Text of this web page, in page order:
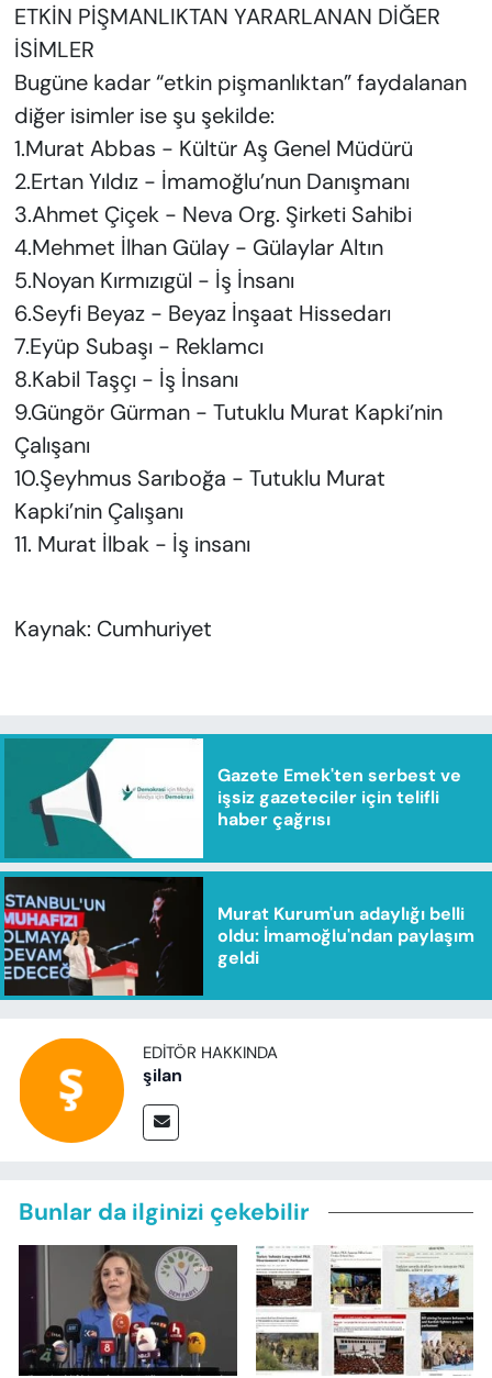
ETKİN PİŞMANLIKTAN YARARLANAN DİĞER
İSİMLER
Bugüne kadar “etkin pişmanlıktan” faydalanan
diğer isimler ise şu şekilde:
1.Murat Abbas - Kültür Aş Genel Müdürü
2.Ertan Yıldız - İmamoğlu’nun Danışmanı
3.Ahmet Çiçek - Neva Org. Şirketi Sahibi
4.Mehmet İlhan Gülay - Gülaylar Altın
5.Noyan Kırmızıgül - İş İnsanı
6.Seyfi Beyaz - Beyaz İnşaat Hissedarı
7.Eyüp Subaşı - Reklamcı
8.Kabil Taşçı - İş İnsanı
9.Güngör Gürman - Tutuklu Murat Kapki’nin
Çalışanı
10.Şeyhmus Sarıboğa - Tutuklu Murat
Kapki’nin Çalışanı
11. Murat İlbak - İş insanı
Kaynak: Cumhuriyet
Gazete Emek'ten serbest ve
işsiz gazeteciler için telifli
haber çağrısı
Murat Kurum'un adaylığı belli
oldu: İmamoğlu'ndan paylaşım
geldi
EDITÖR HAKKINDA
şilan
Bunlar da ilginizi çekebilir